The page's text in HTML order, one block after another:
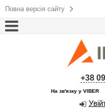
Повна версія сайту
+38
На зв'язку у VIBER